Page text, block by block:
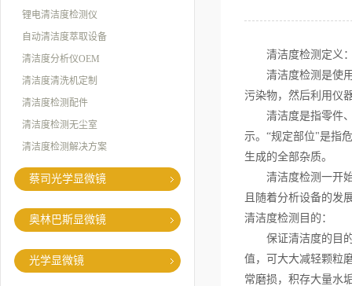
锂电清洁度检测仪
自动清洁度萃取设备
清洁度分析仪OEM
清洁度清洗机定制
清洁度检测配件
清洁度检测无尘室
清洁度检测解决方案
蔡司光学显微镜
奥林巴斯显微镜
光学显微镜
清洁度检测定义
清洁度检测是使
污染物，然后利用仪
清洁度是指零件
示。“规定部位"是指
生成的全部杂质。
清洁度检测一开
且随着分析设备的发
清洁度检测目的：
保证清洁度的目
值，可大大减轻颗粒
常磨损，积存大量水